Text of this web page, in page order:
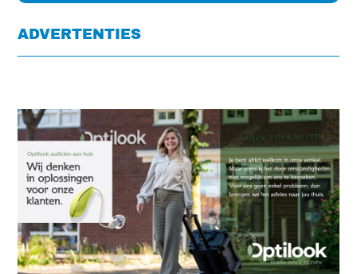
ADVERTENTIES